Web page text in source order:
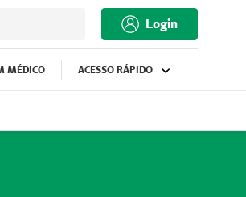
Login
MÉDICO ACESSO RÁPIDO